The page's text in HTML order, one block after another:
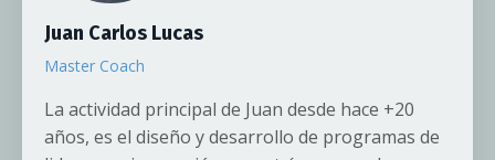
Juan Carlos Lucas
Master Coach
La actividad principal de Juan desde hace +20
años, es el diseño y desarrollo de programas de